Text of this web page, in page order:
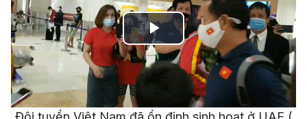
Play
Video